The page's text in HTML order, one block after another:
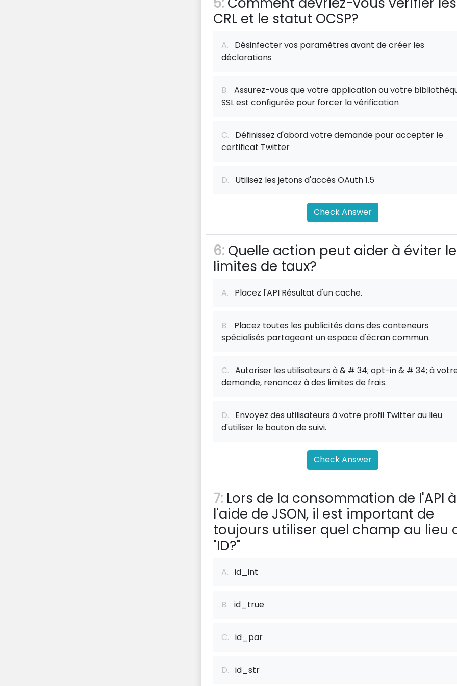
CRL et le statut OCSP?
A. Désinfecter vos paramètres avant de créer les
déclarations
B. Assurez-vous que votre application ou votre
SSL est configurée pour forcer la vérification
C. Définissez d'abord votre demande pour accepter le
certificat Twitter
D. Utilisez les jetons d'accès OAuth 1.5
Check Answer
6: Quelle action peut aider à éviter
limites de taux?
A. Placez l'API Résultat d'un cache.
B. Placez toutes les publicités dans des conteneurs
spécialisés partageant un espace d'écran commun.
C. Autoriser les utilisateurs à & # 34; opt-in & # 34; à
demande, renoncez à des limites de frais.
D. Envoyez des utilisateurs à votre profil Twitter au lieu
d'utiliser le bouton de suivi.
Check Answer
7: Lors de la consommation de l'API à
l'aide de JSON, il est important de
toujours utiliser quel champ au lieu
"ID?"
A. id_int
B. id_true
C. id_par
D. id_str